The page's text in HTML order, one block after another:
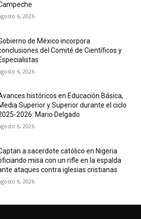
6, 2026
de México incorpora
del Comité de Científicos y
6, 2026
históricos en Educación Básica,
Superior y Superior durante el ciclo
2026: Mario Delgado
6, 2026
a sacerdote católico en Nigeria
misa con un rifle en la espalda
ataques contra iglesias cristianas
6, 2026